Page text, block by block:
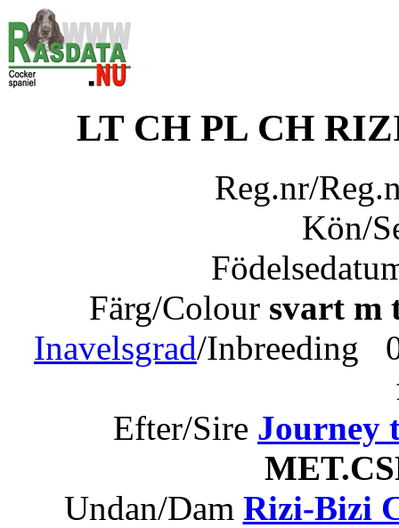
LT CH PL CH
Reg.nr/
Kön/
Färg/Colour svart m
Inavelsgrad/Inbreeding
Efter/Sire Journey
Undan/Dam Rizi-Bizi